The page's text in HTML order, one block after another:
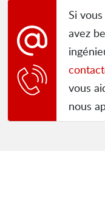
Si
avez
vous
nous